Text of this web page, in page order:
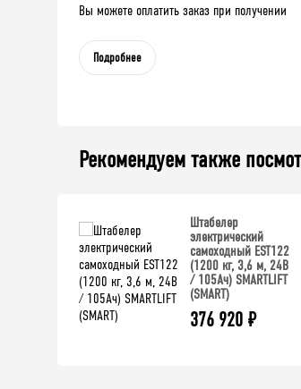
Вы можете оплатить заказ при получении
Подробнее
Рекомендуем также
Штабелер
электрический
самоходный EST122
(1200 кг, 3,6 м, 24В
/ 105Ач) SMARTLIFT
(SMART)
376 920 ₽